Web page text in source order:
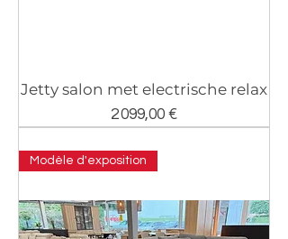
Jetty salon met electrische relax
Prix
2 099,00 €
Modèle d'exposition